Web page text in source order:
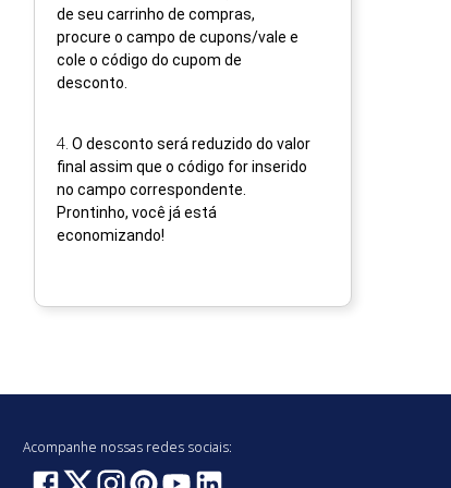
de seu carrinho de compras,
procure o campo de cupons/vale e
cole o código do cupom de
desconto.
4. O desconto será reduzido do valor
final assim que o código for inserido
no campo correspondente.
Prontinho, você já está
economizando!
Acompanhe nossas redes sociais: